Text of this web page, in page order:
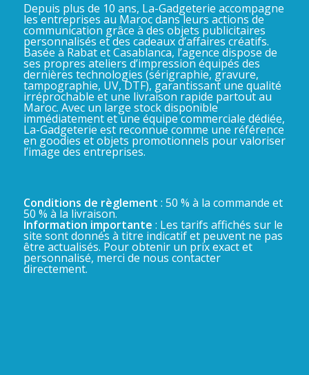
Depuis plus de 10 ans, La-Gadgeterie accompagne
les entreprises au Maroc dans leurs actions de
communication grâce à des objets publicitaires
personnalisés et des cadeaux d’affaires créatifs.
Basée à Rabat et Casablanca, l’agence dispose de
ses propres ateliers d’impression équipés des
dernières technologies (sérigraphie, gravure,
tampographie, UV, DTF), garantissant une qualité
irréprochable et une livraison rapide partout au
Maroc. Avec un large stock disponible
immédiatement et une équipe commerciale dédiée,
La-Gadgeterie est reconnue comme une référence
en goodies et objets promotionnels pour valoriser
l’image des entreprises.
Conditions de règlement : 50 % à la commande et
50 % à la livraison.
Information importante : Les tarifs affichés sur le
site sont donnés à titre indicatif et peuvent ne pas
être actualisés. Pour obtenir un prix exact et
personnalisé, merci de nous contacter
directement.